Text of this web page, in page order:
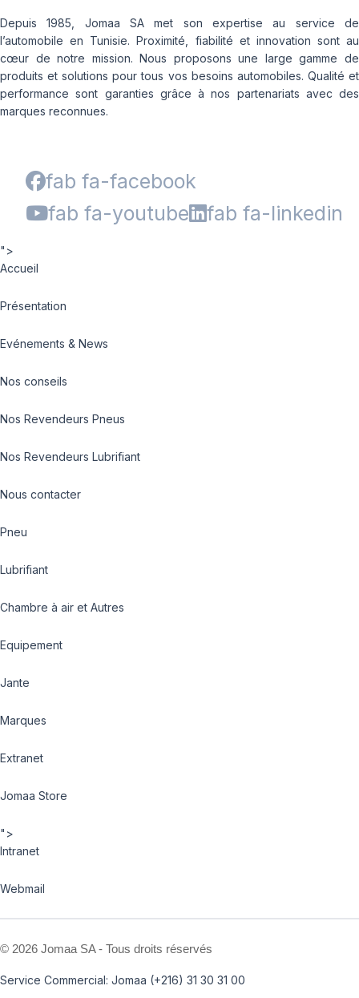
Depuis 1985, Jomaa SA met son expertise au service de
l’automobile en Tunisie. Proximité, fiabilité et innovation sont au
cœur de notre mission. Nous proposons une large gamme de
produits et solutions pour tous vos besoins automobiles. Qualité et
performance sont garanties grâce à nos partenariats avec des
marques reconnues.
fab fa-facebook
fab fa-youtube
fab fa-linkedin
">
Accueil
Présentation
Evénements & News
Nos conseils
Nos Revendeurs Pneus
Nos Revendeurs Lubrifiant
Nous contacter
Pneu
Lubrifiant
Chambre à air et Autres
Equipement
Jante
Marques
Extranet
Jomaa Store
">
Intranet
Webmail
© 2026 Jomaa SA - Tous droits réservés
Service Commercial: Jomaa (+216) 31 30 31 00